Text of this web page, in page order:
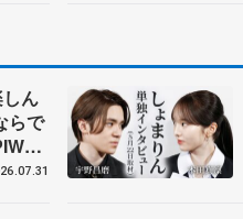
ん
らで
前